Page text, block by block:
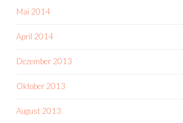
Mai 2014
April 2014
Dezember 2013
Oktober 2013
August 2013